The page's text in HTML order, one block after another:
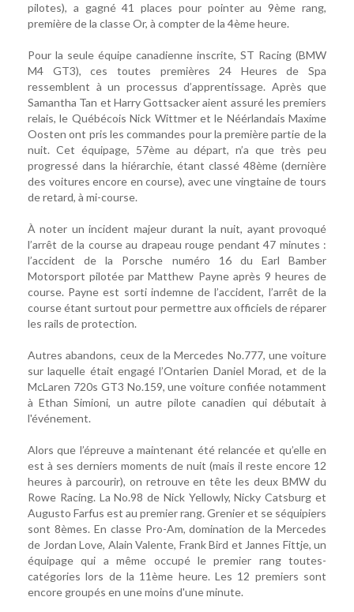
pilotes), a gagné 41 places pour pointer au 9ème rang,
première de la classe Or, à compter de la 4ème heure.
Pour la seule équipe canadienne inscrite, ST Racing (BMW
M4 GT3), ces toutes premières 24 Heures de Spa
ressemblent à un processus d’apprentissage. Après que
Samantha Tan et Harry Gottsacker aient assuré les premiers
relais, le Québécois Nick Wittmer et le Néérlandais Maxime
Oosten ont pris les commandes pour la première partie de la
nuit. Cet équipage, 57ème au départ, n’a que très peu
progressé dans la hiérarchie, étant classé 48ème (dernière
des voitures encore en course), avec une vingtaine de tours
de retard, à mi-course.
À noter un incident majeur durant la nuit, ayant provoqué
l’arrêt de la course au drapeau rouge pendant 47 minutes :
l’accident de la Porsche numéro 16 du Earl Bamber
Motorsport pilotée par Matthew Payne après 9 heures de
course. Payne est sorti indemne de l’accident, l’arrêt de la
course étant surtout pour permettre aux officiels de réparer
les rails de protection.
Autres abandons, ceux de la Mercedes No.777, une voiture
sur laquelle était engagé l’Ontarien Daniel Morad, et de la
McLaren 720s GT3 No.159, une voiture confiée notamment
à Ethan Simioni, un autre pilote canadien qui débutait à
l'événement.
Alors que l’épreuve a maintenant été relancée et qu’elle en
est à ses derniers moments de nuit (mais il reste encore 12
heures à parcourir), on retrouve en tête les deux BMW du
Rowe Racing. La No.98 de Nick Yellowly, Nicky Catsburg et
Augusto Farfus est au premier rang. Grenier et se séquipiers
sont 8èmes. En classe Pro-Am, domination de la Mercedes
de Jordan Love, Alain Valente, Frank Bird et Jannes Fittje, un
équipage qui a même occupé le premier rang toutes-
catégories lors de la 11ème heure. Les 12 premiers sont
encore groupés en une moins d'une minute.